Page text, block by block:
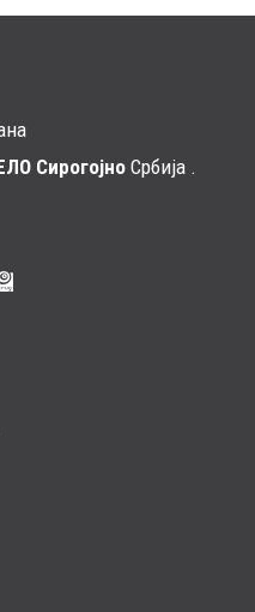
Сирогојно Србија .